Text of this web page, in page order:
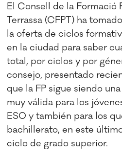
El Consell de la Formació
Terrassa (CFPT) ha
la oferta de ciclos
en la ciudad para saber
total, por ciclos y por
consejo, presentado
que la FP sigue siendo
muy válida para los
ESO y también para los
bachillerato, en este
ciclo de grado superior.